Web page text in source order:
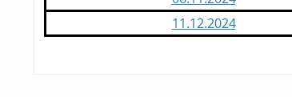
11.12.2024